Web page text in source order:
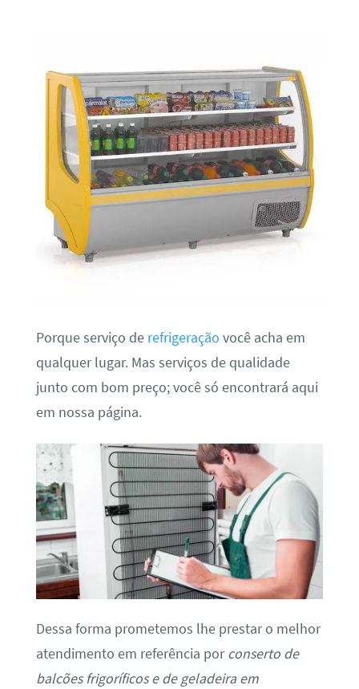
Porque serviço de refrigeração você acha em
qualquer lugar. Mas serviços de qualidade
junto com bom preço; você só encontrará aqui
em nossa página.
Dessa forma prometemos lhe prestar o melhor
atendimento em referência porconserto de
balcões frigoríficos e de geladeira em